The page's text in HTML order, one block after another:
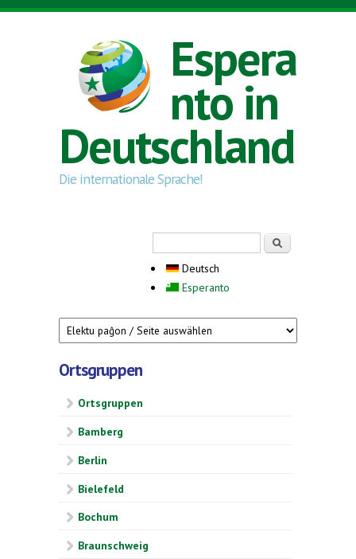
Direkt zum Inhalt
Espera
nto in
Deutschland
Die internationale Sprache!
Deutsch
Esperanto
Ortsgruppen
Ortsgruppen
Bamberg
Berlin
Bielefeld
Bochum
Braunschweig